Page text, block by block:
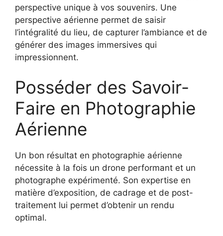
perspective unique à vos souvenirs. Une
perspective aérienne permet de saisir
l’intégralité du lieu, de capturer l’ambiance et de
générer des images immersives qui
impressionnent.
Posséder des Savoir-
Faire en Photographie
Aérienne
Un bon résultat en photographie aérienne
nécessite à la fois un drone performant et un
photographe expérimenté. Son expertise en
matière d’exposition, de cadrage et de post-
traitement lui permet d’obtenir un rendu
optimal.